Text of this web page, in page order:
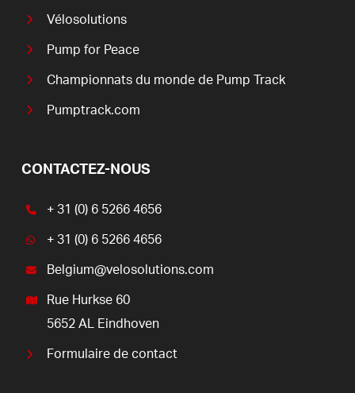
Vélosolutions
Pump for Peace
Championnats du monde de Pump Track
Pumptrack.com
CONTACTEZ-NOUS
+ 31 (0) 6 5266 4656
+ 31 (0) 6 5266 4656
Belgium@velosolutions.com
Rue Hurkse 60
5652 AL Eindhoven
Formulaire de contact